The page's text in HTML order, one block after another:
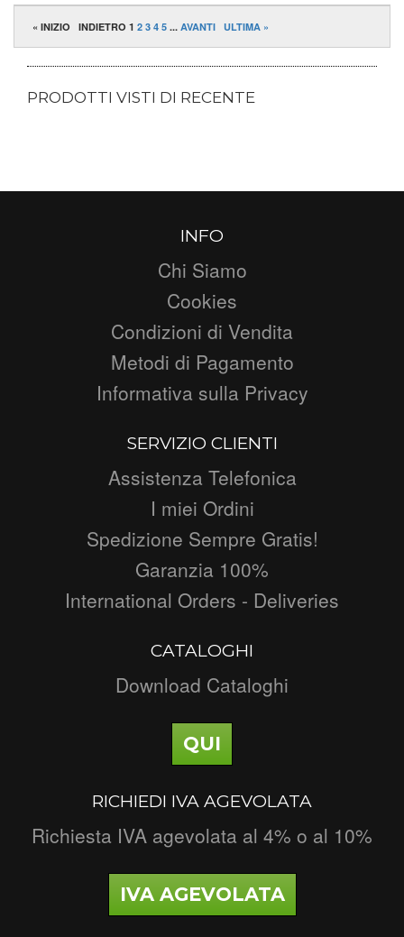
« INIZIO INDIETRO 1 2 3 4 5 ... AVANTI ULTIMA »
PRODOTTI VISTI DI RECENTE
INFO
Chi Siamo
Cookies
Condizioni di Vendita
Metodi di Pagamento
Informativa sulla Privacy
SERVIZIO CLIENTI
Assistenza Telefonica
I miei Ordini
Spedizione Sempre Gratis!
Garanzia 100%
International Orders - Deliveries
CATALOGHI
Download Cataloghi
QUI
RICHIEDI IVA AGEVOLATA
Richiesta IVA agevolata al 4% o al 10%
IVA AGEVOLATA